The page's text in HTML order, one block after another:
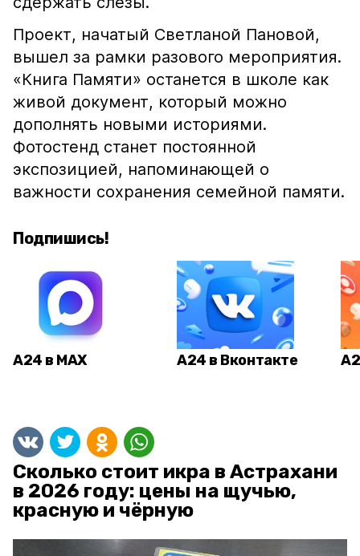
Проект, начатый Светланой Пановой,
вышел за рамки разового мероприятия.
«Книга Памяти» останется в школе как
живой документ, который можно
дополнять новыми историями.
Фотостенд станет постоянной
экспозицией, напоминающей о
важности сохранения семейной памяти.
Подпишись!
А24 в MAX А24 в Вконтакте
Сколько стоит икра в Астрахани
в 2026 году: цены на щучью,
красную и чёрную